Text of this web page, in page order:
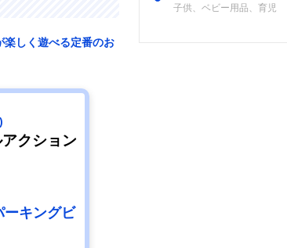
楽しく遊べる定番のお
クション
ーキングビ
子供、ベビー用品、育児